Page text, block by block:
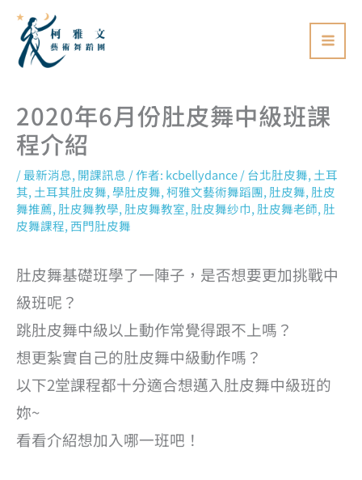
2020年6月份肚皮舞中級班課
程介紹
/最新消息, 開課訊息 / 作者: kcbellydance/台北肚皮舞, 土耳
其, 土耳其肚皮舞,學肚皮舞,柯雅文藝術舞蹈團, 肚皮舞, 肚皮
舞推薦, 肚皮舞教學, 肚皮舞教室, 肚皮舞纱巾, 肚皮舞老師, 肚
皮舞課程, 西門肚皮舞
肚皮舞基礎班學了一陣子，是否想要更加挑戰中
級班呢？
跳肚皮舞中級以上動作常覺得跟不上嗎？
想更紮實自己的肚皮舞中級動作嗎？
以下2堂課程都十分適合想邁入肚皮舞中級班的
妳~
看看介紹想加入哪一班吧！